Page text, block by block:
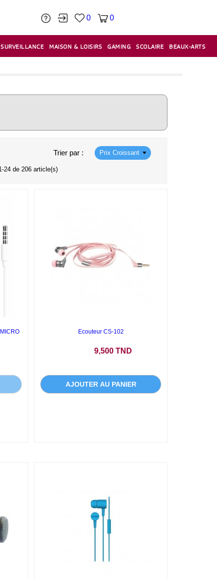
0 0
SURVEILLANCE MAISON & LOISIRS GAMING SCOLAIRE BEAUX-ARTS
Trier par : Prix Croissant
24 de 206 article(s)
Ecouteur CS-102
9,500 TND
AJOUTER AU PANIER